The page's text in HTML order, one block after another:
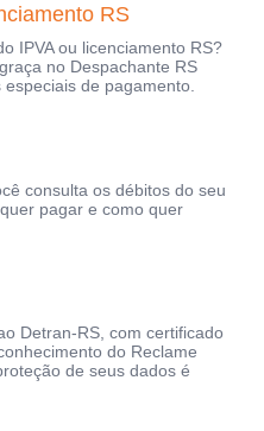
RS
IPVA ou licenciamento RS?
no Despachante RS
de pagamento.
consulta os débitos do seu
pagar e como quer
Detran-RS, com certificado
do Reclame
de seus dados é